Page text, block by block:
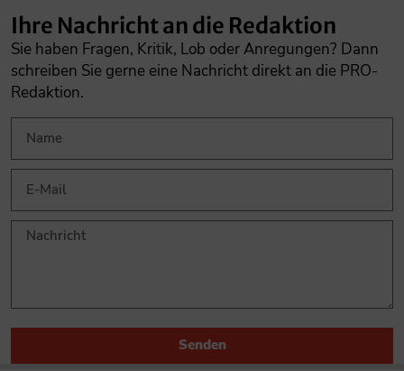
Ihre Nachricht an die Redaktion
Sie haben Fragen, Kritik, Lob oder Anregungen? Dann
schreiben Sie gerne eine Nachricht direkt an die PRO-
Redaktion.
Senden